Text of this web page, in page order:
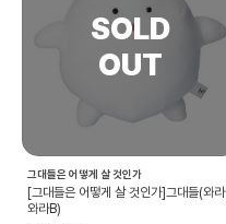
그대들은 어떻게 살 것인가
[그대들은 어떻게 살 것인가]그대들(와라
와라B)